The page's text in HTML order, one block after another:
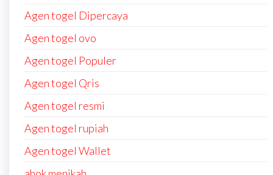
Agen togel Dipercaya
Agen togel ovo
Agen togel Populer
Agen togel Qris
Agen togel resmi
Agen togel rupiah
Agen togel Wallet